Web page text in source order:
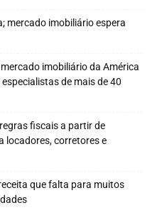
mercado imobiliário espera
imobiliário da América
de mais de 40
fiscais a partir de
locadores, corretores e
que falta para muitos